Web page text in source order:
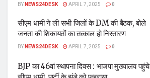
BYNEWS24DESK APRIL 7, 2025 0
सीएम धामी ने ली सभी जिलों के DM की बैठक, बोले
जनता की शिकायतों का तत्काल हो निस्तारण
BYNEWS24DESK APRIL 7, 2025 0
BJP का 46वां स्थापना दिवस : भाजपा मुख्यालय पहुंचे